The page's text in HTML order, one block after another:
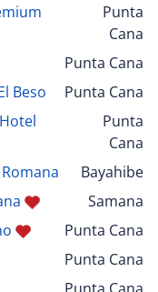
Punta
Cana
Punta Cana
Beso
Punta Cana
Punta
Cana
Bayahibe
Samana
Punta Cana
Punta Cana